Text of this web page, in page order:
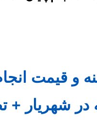
و قیمت
در شهریار +